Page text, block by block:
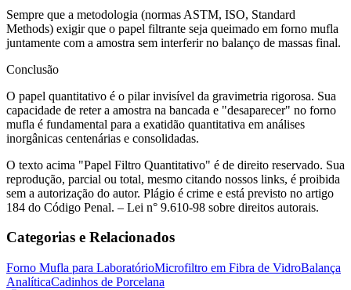
Sempre que a metodologia (normas ASTM, ISO, Standard
Methods) exigir que o papel filtrante seja queimado em forno mufla
juntamente com a amostra sem interferir no balanço de massas final.
Conclusão
O papel quantitativo é o pilar invisível da gravimetria rigorosa. Sua
capacidade de reter a amostra na bancada e "desaparecer" no forno
mufla é fundamental para a exatidão quantitativa em análises
inorgânicas centenárias e consolidadas.
O texto acima "Papel Filtro Quantitativo" é de direito reservado. Sua
reprodução, parcial ou total, mesmo citando nossos links, é proibida
sem a autorização do autor. Plágio é crime e está previsto no artigo
184 do Código Penal. – Lei n° 9.610-98 sobre direitos autorais.
Categorias e Relacionados
Forno Mufla para LaboratórioMicrofiltro em Fibra de VidroBalança
AnalíticaCadinhos de Porcelana